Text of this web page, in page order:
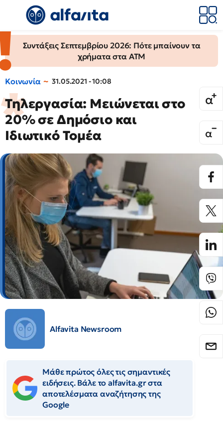
Συντάξεις Σεπτεμβρίου 2026: Πότε μπαίνουν τα
χρήματα στα ΑΤΜ
Κοινωνία 31.05.2021 - 10:08
Τηλεργασία: Μειώνεται στο
20% σε Δημόσιο και
Ιδιωτικό Τομέα
Alfavita Newsroom
Μάθε πρώτος όλες τις σημαντικές
ειδήσεις. Βάλε το alfavita.gr στα
αποτελέσματα αναζήτησης της
Google